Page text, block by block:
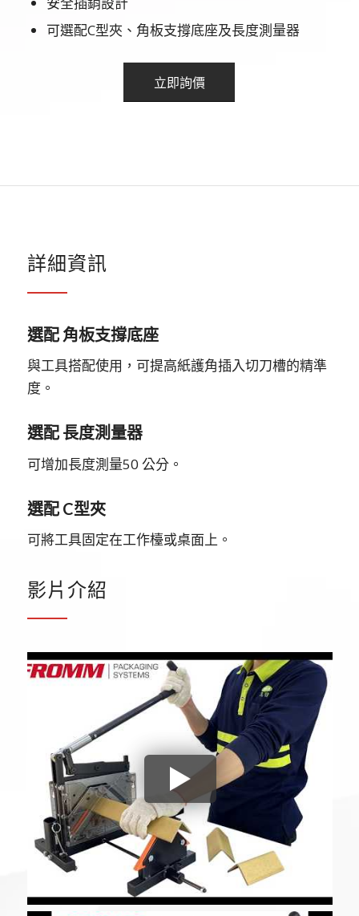
可選配C型夾、角板支撐底座及長度測量器
立即詢價
詳細資訊
選配 角板支撐底座
與工具搭配使用，可提高紙護角插入切刀槽的精準
度。
選配 長度測量器
可增加長度測量50 公分。
選配 C型夾
可將工具固定在工作檯或桌面上。
影片介紹